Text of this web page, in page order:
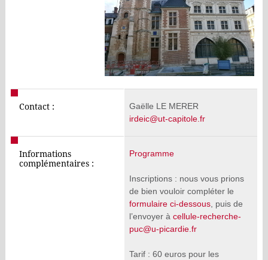
Contact :
Gaëlle LE MERER
irdeic@ut-capitole.fr
Informations
complémentaires :
Programme
Inscriptions : nous vous prions
de bien vouloir compléter le
formulaire ci-dessous , puis de
l’envoyer àcellule-recherche-
puc@u-picardie.fr
Tarif : 60 euros pour les